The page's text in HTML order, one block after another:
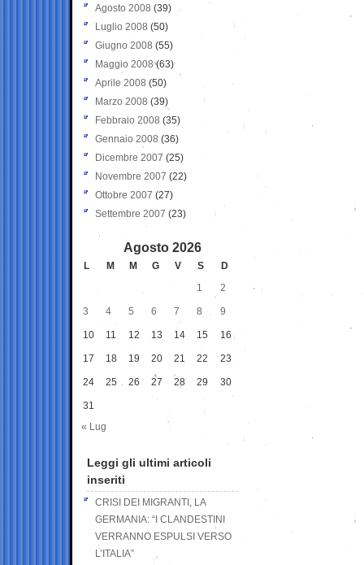
Agosto 2008 (39)
Luglio 2008 (50)
Giugno 2008 (55)
Maggio 2008(63)
Aprile 2008 (50)
Marzo 2008 (39)
Febbraio 2008 (35)
Gennaio 2008 (36)
Dicembre 2007 (25)
Novembre 2007 (22)
Ottobre 2007 (27)
Settembre 2007 (23)
Agosto 2026
L M M G V S
D
1
2
3 4 5 6 7 8 9
10 11 12 13 14 15 16
17 18 19 20 21 22 23
24 25 26 27 28 29 30
31
« Lug
Leggi gli ultimi articoli
inseriti
CRISI DEI MIGRANTI, LA
GERMANIA: “I CLANDESTINI
VERRANNO ESPULSI VERSO
L’ITALIA”